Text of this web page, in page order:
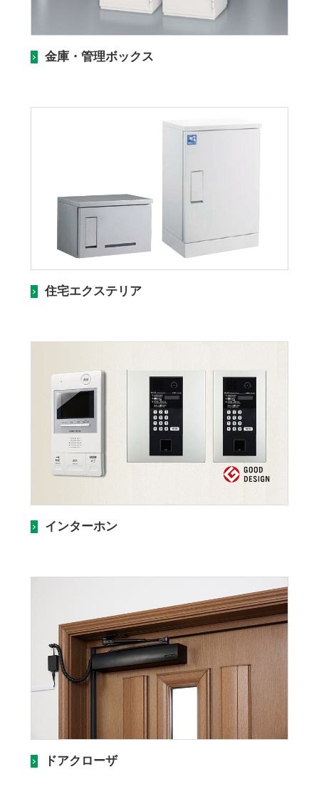
金庫・管理ボックス
住宅エクステリア
インターホン
ドアクローザ